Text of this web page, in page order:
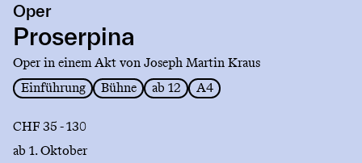
Proserpina
Oper
Proserpina
Oper in einem Akt von Joseph Martin Kraus
Einführung
Bühne ab 12 A4
CHF 35 - 130
ab 1. Oktober